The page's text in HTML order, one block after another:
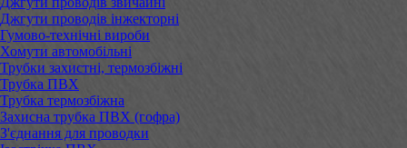
Джгути проводів інжекторні
Гумово-технічні вироби
Хомути автомобільні
Трубки захистні, термозбіжні
Трубка ПВХ
Трубка термозбіжна
Захисна трубка ПВХ (гофра)
З'єднання для проводки